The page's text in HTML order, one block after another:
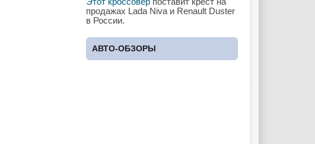
Great Wall
продажах Lada Niva и Renault Duster
в России.
АВТО-ОБЗОРЫ